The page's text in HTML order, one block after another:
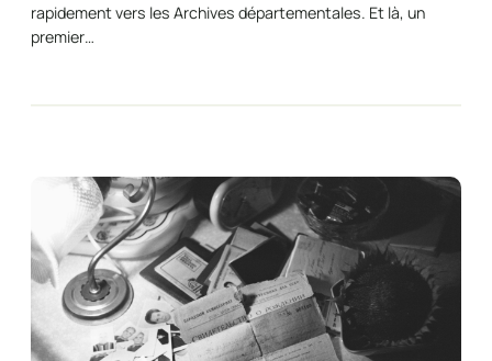
rapidement vers les Archives départementales. Et là, un
premier…